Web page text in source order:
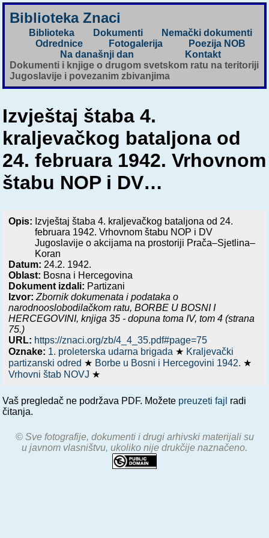
Biblioteka Znaci
Biblioteka Dokumenti
Nemački dokumenti
Odrednice
Fotogalerija
Poezija NOB
Na današnji dan
Kontakt
Dokumenti i knjige o drugom svetskom ratu na teritoriji
Jugoslavije i povezanim zbivanjima
Izvještaj štaba 4.
kraljevačkog bataljona od
24. februara 1942. Vrhovnom
štabu NOP i DV…
Opis: Izvještaj štaba 4. kraljevačkog bataljona od 24.
februara 1942. Vrhovnom štabu NOP i DV
Jugoslavije o akcijama na prostoriji Prača–Sjetlina–
Koran
Datum: 24.2. 1942.
Oblast: Bosna i Hercegovina
Dokument izdali: Partizani
Izvor: Zbornik dokumenata i podataka o
narodnooslobodilačkom ratu,BORBE U BOSNI I
HERCEGOVINI, knjiga 35 - dopuna toma IV, tom 4 (strana
75.)
URL: https://znaci.org/zb/4_4_35.pdf#page=75
Oznake: 1. proleterska udarna brigada ★ Kraljevački
partizanski odred ★ Borbe u Bosni i Hercegovini 1942. ★
Vrhovni štab NOVJ ★
Vaš pregledač ne podržava PDF. Možete preuzeti fajl radi
čitanja.
© Sve fotografije, dokumenti i drugi arhivski materijali su
u javnom vlasništvu, ukoliko nije drukčije naznačeno.